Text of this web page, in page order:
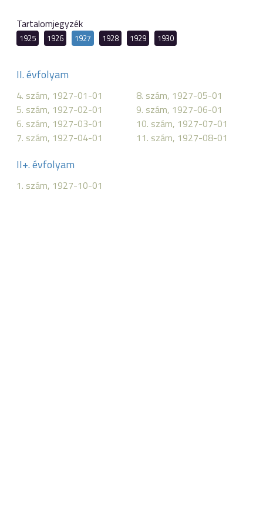
Tartalomjegyzék
1925 1926 1927 1928 1929 1930
II. évfolyam
4. szám, 1927-01-01
5. szám, 1927-02-01
6. szám, 1927-03-01
7. szám, 1927-04-01
8. szám, 1927-05-01
9. szám, 1927-06-01
10. szám, 1927-07-01
11. szám, 1927-08-01
II+. évfolyam
1. szám, 1927-10-01